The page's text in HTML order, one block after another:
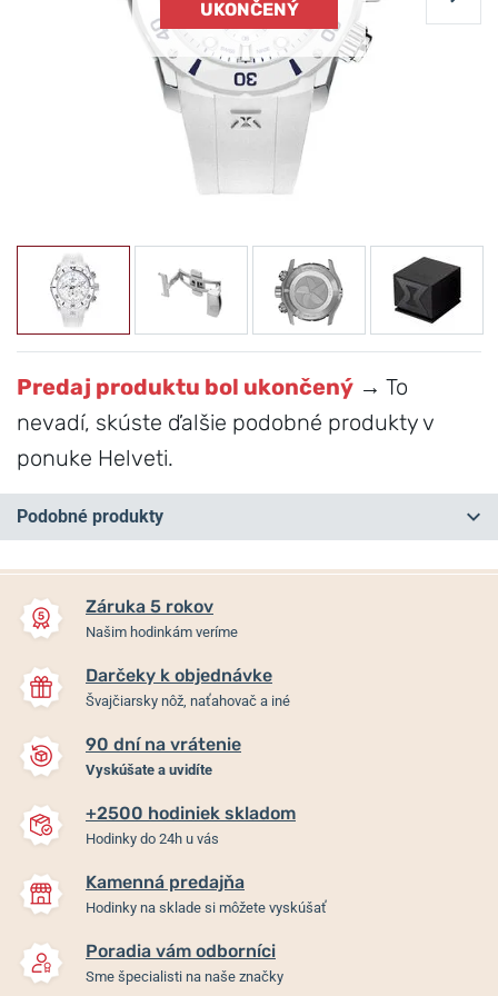
UKONČENÝ
Predaj produktu bol ukončený → To
nevadí, skúste ďalšie podobné produkty v
ponuke Helveti.
Podobné produkty
EDOX CO-1 Quartz
Chronograph 10242-TINR-
Do 2 dní
1 465 €
Záruka 5 rokov
Našim hodinkám veríme
Darčeky k objednávke
Švajčiarsky nôž, naťahovač a iné
90 dní na vrátenie
Vyskúšate a uvidíte
+2500 hodiniek skladom
Hodinky do 24h u vás
Kamenná predajňa
Hodinky na sklade si môžete vyskúšať
Poradia vám odborníci
Sme špecialisti na naše značky